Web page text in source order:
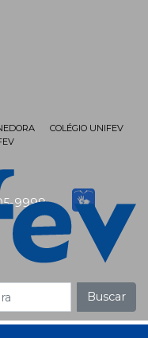
9999
COLÉGIO UNIFEV
Buscar